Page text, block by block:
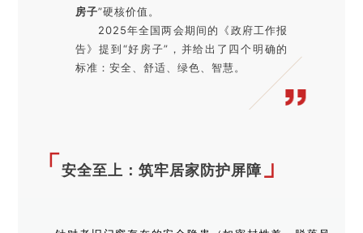
房子”硬核价值。
2025年全国两会期间的《政府工作报
告》提到“好房子”，并给出了四个明确的
标准：安全、舒适、绿色、智慧。
「安全至上：筑牢居家防护屏障 」